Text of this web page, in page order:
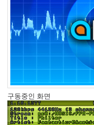
구동중인 화면
PSP
9
음
악
1
코
보
0
사
진